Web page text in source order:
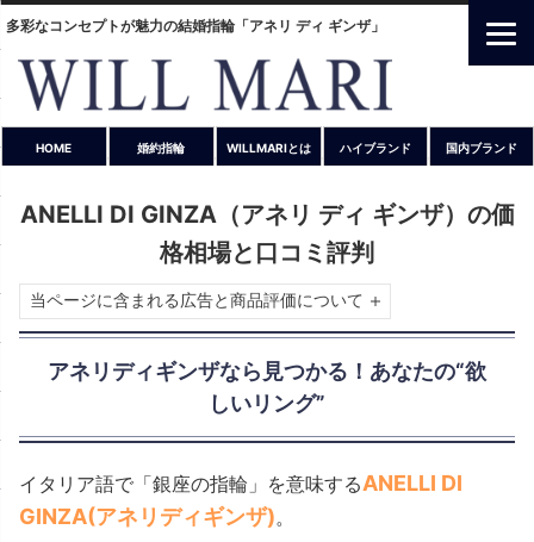
多彩なコンセプトが魅力の結婚指輪「アネリ ディ ギンザ」
HOME 婚約指輪 WILLMARIとは ハイブランド 国内ブランド
ANELLI DI GINZA（アネリ ディ ギンザ）の価
格相場と口コミ評判
当ページに含まれる広告と商品評価について
アネリディギンザなら見つかる！あなたの“欲
しいリング”
イタリア語で「銀座の指輪」を意味するANELLI DI
GINZA(アネリディギンザ)。